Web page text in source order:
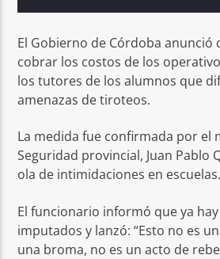
El Gobierno de Córdoba anunció
cobrar los costos de los
los tutores de los alumnos que
amenazas de tiroteos.
La medida fue confirmada por el
Seguridad provincial, Juan Pablo
ola de intimidaciones en escuelas.
El funcionario informó que ya
imputados y lanzó: “Esto no es
una broma, no es un acto de